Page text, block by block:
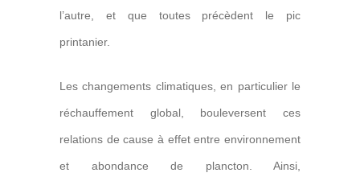
l’autre, et que toutes précèdent le pic
printanier.
Les changements climatiques, en particulier le
réchauffement global, bouleversent ces
relations de cause à effet entre environnement
et abondance de plancton. Ainsi,